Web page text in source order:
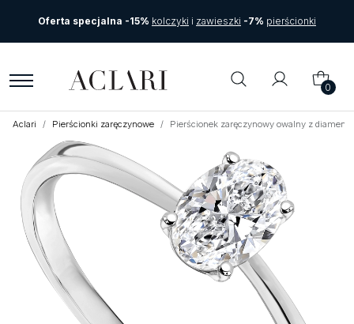
Oferta specjalna -15% kolczyki i zawieszki -7% pierścionki
0
Aclari Pierścionki zaręczynowe Pierścionek zaręczynowy owalny z